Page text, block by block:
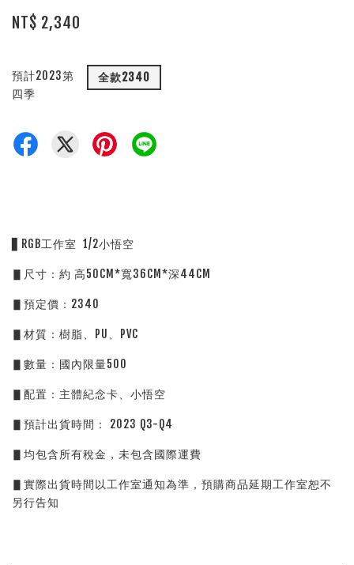
NT$ 2,340
預計2023第
四季
全款2340
▋RGB工作室 1/2小悟空
▋尺寸：約 高50CM*寬36CM*深44CM
▋預定價：2340
▋材質：樹脂、PU、PVC
▋數量：國內限量500
▋配置：主體紀念卡、小悟空
▋預計出貨時間： 2023 Q3-Q4
▋均包含所有稅金，未包含國際運費
▋實際出貨時間以工作室通知為準，預購商品延期工作室恕不
另行告知